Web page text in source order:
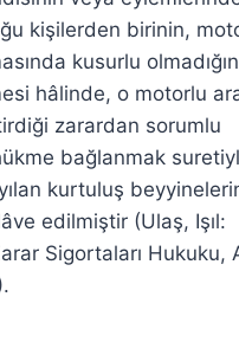
kişilerden birinin,
kusurlu
hâlinde, o motorlu
zarardan sorumlu
bağlanmak
kurtuluş
edilmiştir (Ulaş, Işıl:
Sigortaları Hukuku,